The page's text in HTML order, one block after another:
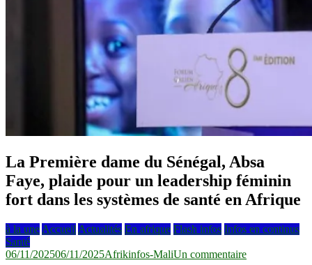
La Première dame du Sénégal, Absa
Faye, plaide pour un leadership féminin
fort dans les systèmes de santé en Afrique
à la une Accueil Actualités En afrique Flash infos Infos en continus
Santé
06/11/202506/11/2025Afrikinfos-MaliUn commentairesur